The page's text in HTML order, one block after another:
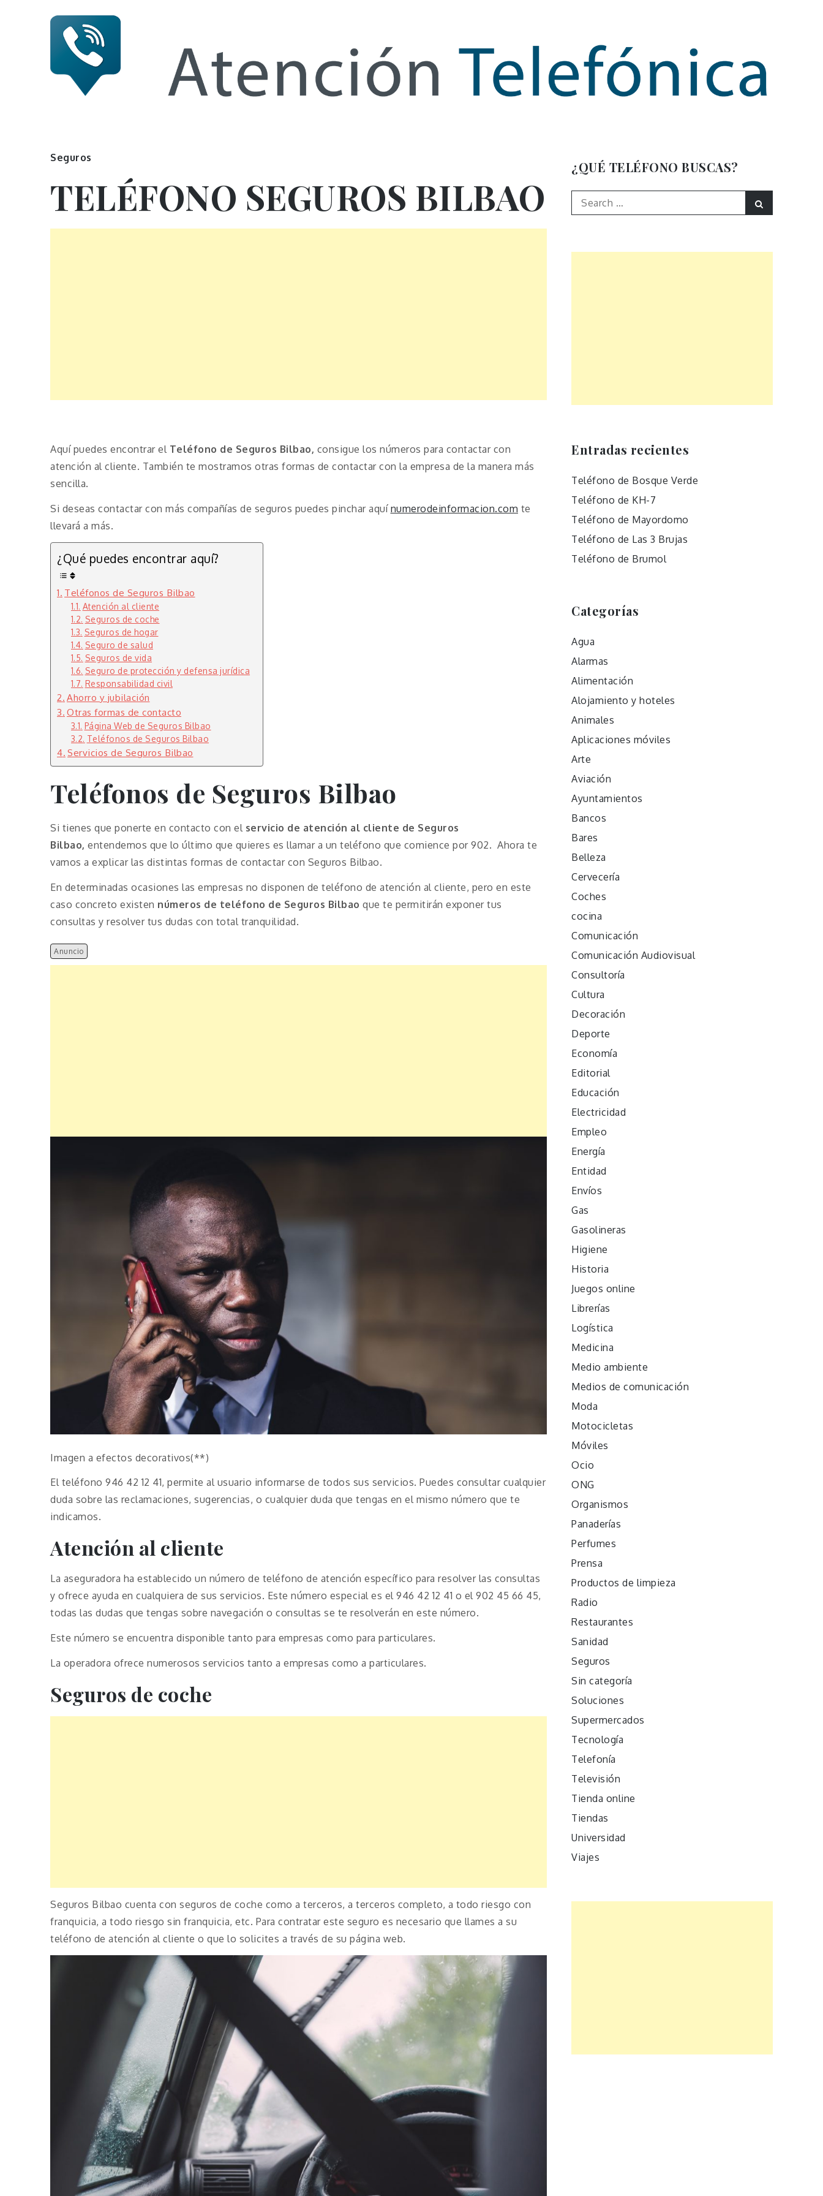
Numero de Información
Seguros
TELÉFONO SEGUROS BILBAO
Aquí puedes encontrar elTeléfono de Seguros Bilbao, consigue los números para contactar con
atención al cliente. También te mostramos otras formas de contactar con la empresa de la manera más
sencilla.
Si deseas contactar con más compañías de seguros puedes pinchar aquí numerodeinformacion.com te
llevará a más.
¿Qué puedes encontrar aquí?
Teléfonos de Seguros Bilbao
Atención al cliente
Seguros de coche
Seguros de hogar
Seguro de salud
Seguros de vida
Seguro de protección y defensa jurídica
Responsabilidad civil
Ahorro y jubilación
Otras formas de contacto
Página Web de Seguros Bilbao
Teléfonos de Seguros Bilbao
Servicios de Seguros Bilbao
Teléfonos de Seguros Bilbao
Si tienes que ponerte en contacto con el servicio de atención al cliente de Seguros
Bilbao, entendemos que lo último que quieres es llamar a un teléfono que comience por 902. Ahora te
vamos a explicar las distintas formas de contactar con Seguros Bilbao.
En determinadas ocasiones las empresas no disponen de teléfono de atención al cliente, pero en este
caso concreto existen números de teléfono de Seguros Bilbao que te permitirán exponer tus
consultas y resolver tus dudas con total tranquilidad.
Anuncio
Imagen a efectos decorativos(**)
El teléfono 946 42 12 41, permite al usuario informarse de todos sus servicios. Puedes consultar cualquier
duda sobre las reclamaciones, sugerencias, o cualquier duda que tengas en el mismo número que te
indicamos.
Atención al cliente
La aseguradora ha establecido un número de teléfono de atención específico para resolver las consultas
y ofrece ayuda en cualquiera de sus servicios. Este número especial es el 946 42 12 41 o el 902 45 66 45,
todas las dudas que tengas sobre navegación o consultas se te resolverán en este número.
Este número se encuentra disponible tanto para empresas como para particulares.
La operadora ofrece numerosos servicios tanto a empresas como a particulares.
Seguros de coche
Seguros Bilbao cuenta con seguros de coche como a terceros, a terceros completo, a todo riesgo con
franquicia, a todo riesgo sin franquicia, etc. Para contratar este seguro es necesario que llames a su
teléfono de atención al cliente o que lo solicites a través de su página web.
¿QUÉ TELÉFONO BUSCAS?
Search
for:
Entradas recientes
Teléfono de Bosque Verde
Teléfono de KH-7
Teléfono de Mayordomo
Teléfono de Las 3 Brujas
Teléfono de Brumol
Categorías
Agua
Alarmas
Alimentación
Alojamiento y hoteles
Animales
Aplicaciones móviles
Arte
Aviación
Ayuntamientos
Bancos
Bares
Belleza
Cervecería
Coches
cocina
Comunicación
Comunicación Audiovisual
Consultoría
Cultura
Decoración
Deporte
Economía
Editorial
Educación
Electricidad
Empleo
Energía
Entidad
Envíos
Gas
Gasolineras
Higiene
Historia
Juegos online
Librerías
Logística
Medicina
Medio ambiente
Medios de comunicación
Moda
Motocicletas
Móviles
Ocio
ONG
Organismos
Panaderías
Perfumes
Prensa
Productos de limpieza
Radio
Restaurantes
Sanidad
Seguros
Sin categoría
Soluciones
Supermercados
Tecnología
Telefonía
Televisión
Tienda online
Tiendas
Universidad
Viajes